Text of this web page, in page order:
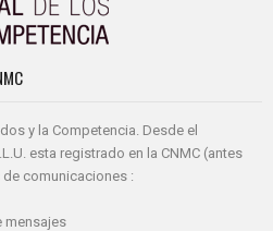
y la Competencia. Desde el
esta registrado en la CNMC (antes
comunicaciones :
mensajes